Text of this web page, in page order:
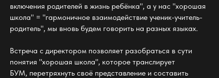
включения родителей в жизнь ребёнка", а у нас "хорошая
школа" = "гармоничное взаимодействие ученик-учитель-
родитель", мы вновь будем говорить на разных языках.
Встреча с директором позволяет разобраться в сути
понятия "хорошая школа", которое транслирует
БУМ, перетряхнуть своё представление и составить